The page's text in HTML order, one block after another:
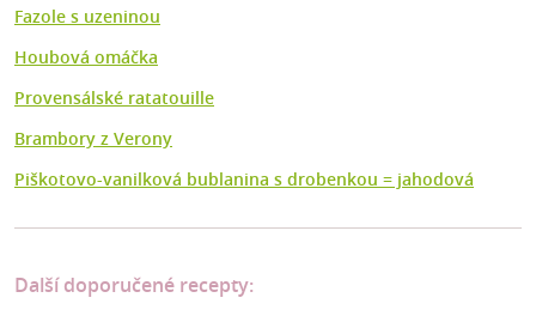
Fazole s uzeninou
Houbová omáčka
Provensálské ratatouille
Brambory z Verony
Piškotovo-vanilková bublanina s drobenkou = jahodová
Další doporučené recepty: